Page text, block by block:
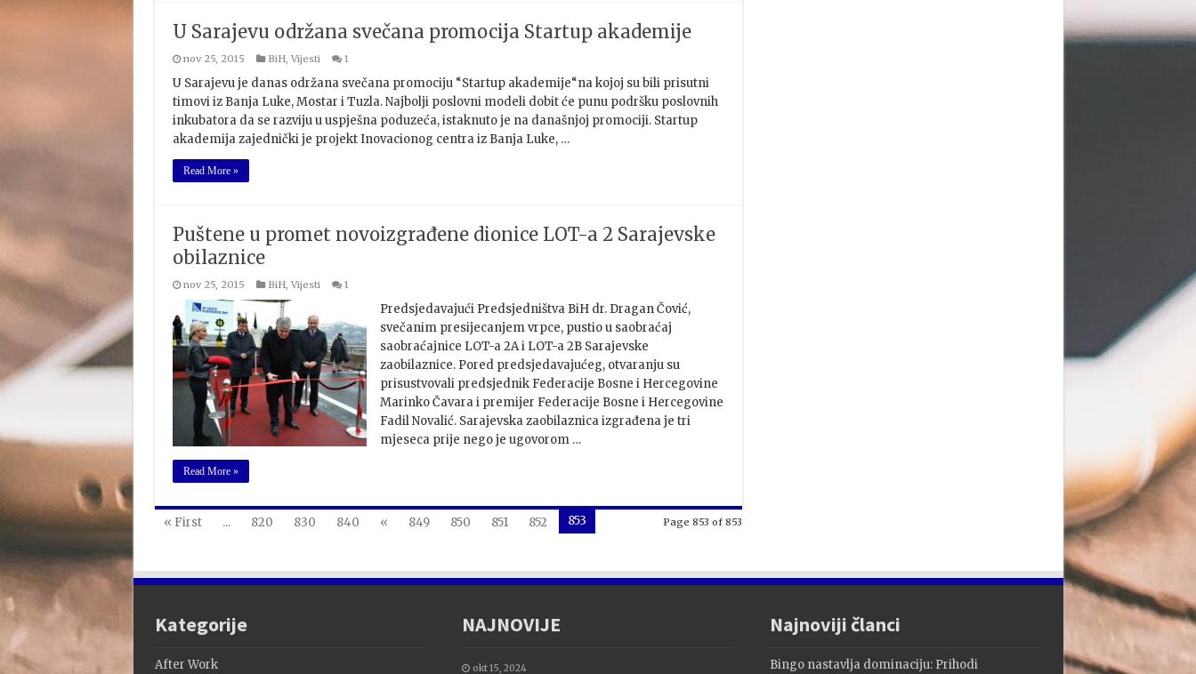
U Sarajevu održana svečana promocija Startup akademije
nov 25, 2015 BiH, Vijesti 1
U Sarajevu je danas održana svečana promociju “Startup akademije“na kojoj su bili prisutni
timovi iz Banja Luke, Mostar i Tuzla. Najbolji poslovni modeli dobit će punu podršku poslovnih
inkubatora da se razviju u uspješna poduzeća, istaknuto je na današnjoj promociji. Startup
akademija zajednički je projekt Inovacionog centra iz Banja Luke, …
Read More »
Puštene u promet novoizgrađene dionice LOT-a 2 Sarajevske
obilaznice
nov 25, 2015 BiH, Vijesti 1
Predsjedavajući Predsjedništva BiH dr. Dragan Čović,
svečanim presijecanjem vrpce, pustio u saobraćaj
saobraćajnice LOT-a 2A i LOT-a 2B Sarajevske
zaobilaznice. Pored predsjedavajućeg, otvaranju su
prisustvovali predsjednik Federacije Bosne i Hercegovine
Marinko Čavara i premijer Federacije Bosne i Hercegovine
Fadil Novalić. Sarajevska zaobilaznica izgrađena je tri
mjeseca prije nego je ugovorom …
Read More »
Page 853 of 853
« First ... 820 830 840 « 849 850 851 852 853
Kategorije
After Work
NAJNOVIJE
okt 15, 2024
Najnoviji članci
Bingo nastavlja dominaciju: Prihodi